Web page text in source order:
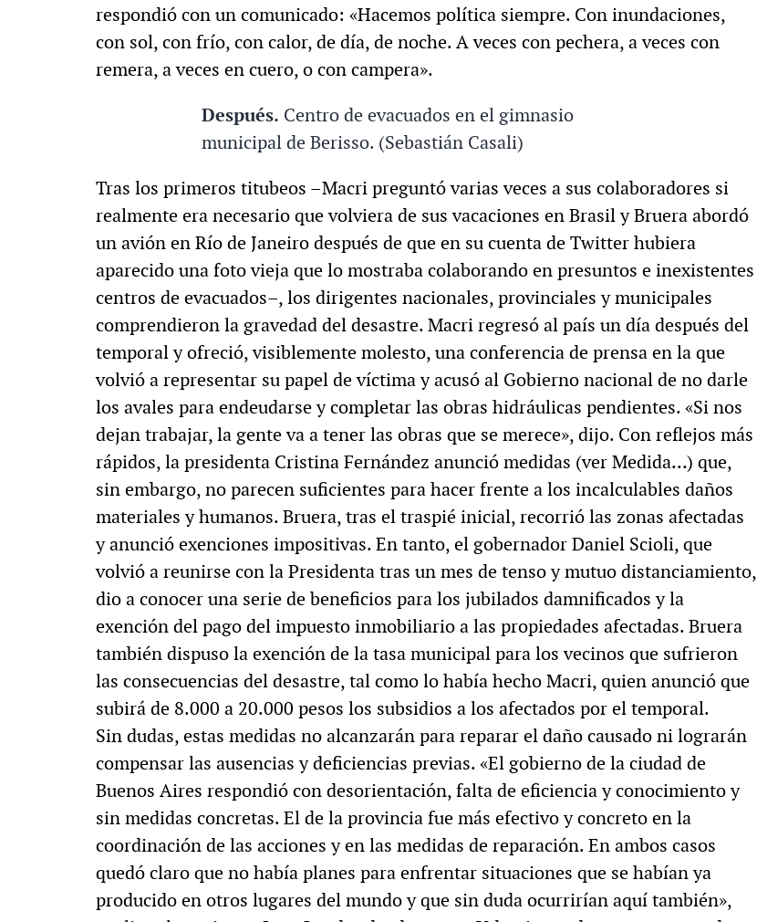
respondió con un comunicado: «Hacemos política siempre. Con inundaciones,
con sol, con frío, con calor, de día, de noche. A veces con pechera, a veces con
remera, a veces en cuero, o con campera».
Después. Centro de evacuados en el gimnasio
municipal de Berisso. (Sebastián Casali)
Tras los primeros titubeos –Macri preguntó varias veces a sus colaboradores si
realmente era necesario que volviera de sus vacaciones en Brasil y Bruera abordó
un avión en Río de Janeiro después de que en su cuenta de Twitter hubiera
aparecido una foto vieja que lo mostraba colaborando en presuntos e inexistentes
centros de evacuados–, los dirigentes nacionales, provinciales y municipales
comprendieron la gravedad del desastre. Macri regresó al país un día después del
temporal y ofreció, visiblemente molesto, una conferencia de prensa en la que
volvió a representar su papel de víctima y acusó al Gobierno nacional de no darle
los avales para endeudarse y completar las obras hidráulicas pendientes. «Si nos
dejan trabajar, la gente va a tener las obras que se merece», dijo. Con reflejos más
rápidos, la presidenta Cristina Fernández anunció medidas (ver Medida…) que,
sin embargo, no parecen suficientes para hacer frente a los incalculables daños
materiales y humanos. Bruera, tras el traspié inicial, recorrió las zonas afectadas
y anunció exenciones impositivas. En tanto, el gobernador Daniel Scioli, que
volvió a reunirse con la Presidenta tras un mes de tenso y mutuo distanciamiento,
dio a conocer una serie de beneficios para los jubilados damnificados y la
exención del pago del impuesto inmobiliario a las propiedades afectadas. Bruera
también dispuso la exención de la tasa municipal para los vecinos que sufrieron
las consecuencias del desastre, tal como lo había hecho Macri, quien anunció que
subirá de 8.000 a 20.000 pesos los subsidios a los afectados por el temporal.
Sin dudas, estas medidas no alcanzarán para reparar el daño causado ni lograrán
compensar las ausencias y deficiencias previas. «El gobierno de la ciudad de
Buenos Aires respondió con desorientación, falta de eficiencia y conocimiento y
sin medidas concretas. El de la provincia fue más efectivo y concreto en la
coordinación de las acciones y en las medidas de reparación. En ambos casos
quedó claro que no había planes para enfrentar situaciones que se habían ya
producido en otros lugares del mundo y que sin duda ocurrirían aquí también»,